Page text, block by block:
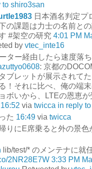
to shiro3san
日本酒名判定プ
の課題は力士の名前と
#架空の研究 4:01 PM
by vtec_inte16
ター経由したら速度落
: 京都の
ブレットが展示されて
！それに比べ、俺の端
ボいから、LTEの恩恵が
16:52 via twicca in reply
た 16:49 via twicca
りにE席乗ると外の景色
lib/test/* のメンテナに就
2NR28E7W 3:33 PM